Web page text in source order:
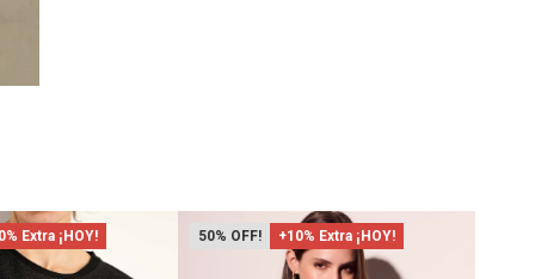
Extra ¡HOY! 50 +10% Extra ¡HOY!